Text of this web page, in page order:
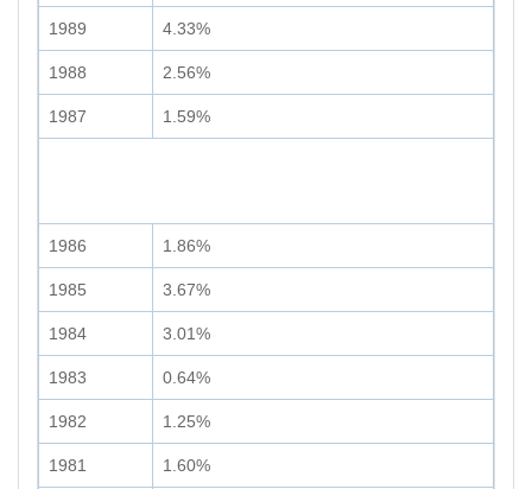
1989 4.33%
1988 2.56%
1987 1.59%
1986 1.86%
1985 3.67%
1984 3.01%
1983 0.64%
1982 1.25%
1981 1.60%